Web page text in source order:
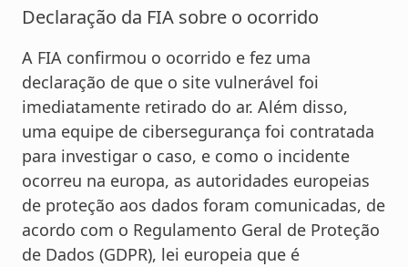
Declaração da FIA sobre o ocorrido
A FIA confirmou o ocorrido e fez uma
declaração de que o site vulnerável foi
imediatamente retirado do ar. Além disso,
uma equipe de cibersegurança foi contratada
para investigar o caso, e como o incidente
ocorreu na europa, as autoridades europeias
de proteção aos dados foram comunicadas, de
acordo com o Regulamento Geral de Proteção
de Dados (GDPR), lei europeia que é